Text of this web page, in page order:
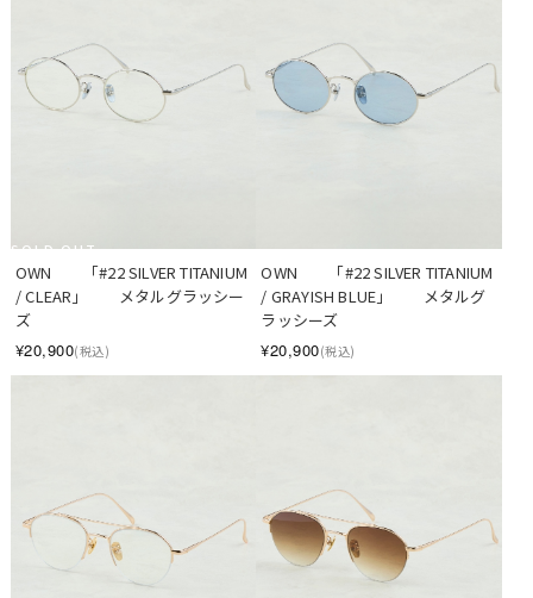
SOLD OUT
OWN　　「#22 SILVER TITANIUM
/ CLEAR」　　メタルグラッシー
ズ
¥20,900(税込)
OWN　　「#22 SILVER TITANIUM
/ GRAYISH BLUE」　　メタルグ
ラッシーズ
¥20,900(税込)